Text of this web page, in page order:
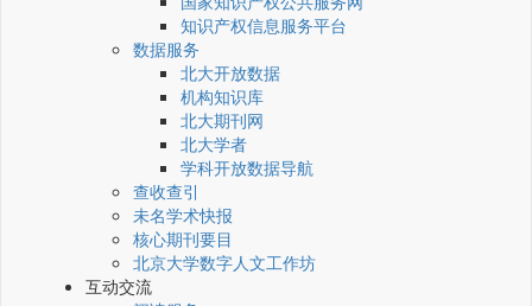
知识产权信息服务平台
数据服务
北大开放数据
机构知识库
北大期刊网
北大学者
学科开放数据导航
查收查引
未名学术快报
核心期刊要目
北京大学数字人文工作坊
互动交流